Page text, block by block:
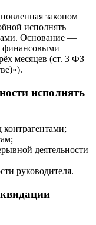
законом
исполнять
Основание —
финансовыми
месяцев (ст. 3 ФЗ
исполнять
контрагентами;
деятельности
руководителя.